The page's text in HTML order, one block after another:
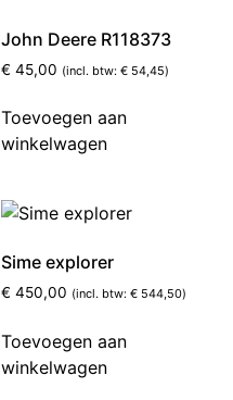
John Deere R118373
€ 45,00 (incl. btw: € 54,45)
Toevoegen aan
winkelwagen
Sime explorer
€ 450,00 (incl. btw: € 544,50)
Toevoegen aan
winkelwagen